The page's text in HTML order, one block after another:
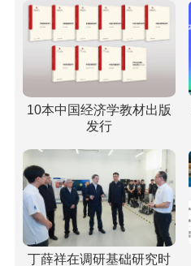
10本中国经济学教材出版
发行
丁薛祥在调研基础研究时